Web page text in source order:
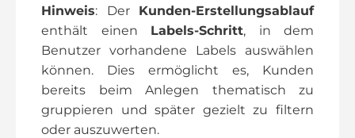
y
V
i
d
Hinweis: Der Kunden-Erstellungsablauf
enthält einen Labels-Schritt, in dem
Benutzer vorhandene Labels auswählen
können. Dies ermöglicht es, Kunden
bereits beim Anlegen thematisch zu
gruppieren und später gezielt zu filtern
oder auszuwerten.